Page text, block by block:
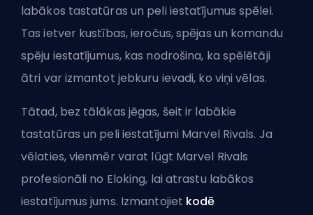
labākos tastatūras un peli iestatījumus spēlei.
Tas ietver kustības, ieročus, spējas un komandu
spēju iestatījumus, kas nodrošina, ka spēlētāji
ātri var izmantot jebkuru ievadi, ko viņi vēlas.
Tātad, bez tālākas jēgas, šeit ir labākie
tastatūras un peli iestatījumi Marvel Rivals. Ja
vēlaties, vienmēr varat lūgt Marvel Rivals
profesionāli no Eloking, lai atrastu labākos
iestatījumus jums. Izmantojiet kodē